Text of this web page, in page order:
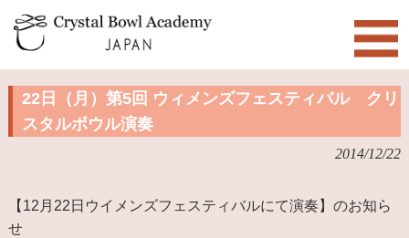
22日（月）第5回 ウィメンズフェスティバル クリ
スタルボウル演奏
2014/12/22
【12月22日ウイメンズフェスティバルにて演奏】のお知ら
せ